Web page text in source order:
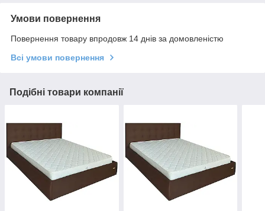
Умови повернення
Повернення товару впродовж 14 днів за домовленістю
Всі умови повернення
Подібні товари компанії